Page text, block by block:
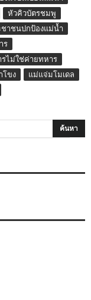
หัวคิวบัตรชมพู
ชาชนปกป้องแม่น้ำ
ร
รไม่ใช่ค่ายทหาร
โขง
แม่แจ่มโมเดล